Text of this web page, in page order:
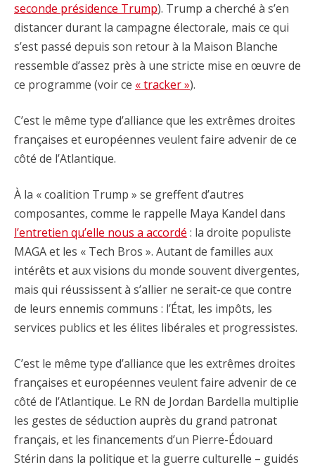
seconde présidence Trump). Trump a cherché à s’en
distancer durant la campagne électorale, mais ce qui
s’est passé depuis son retour à la Maison Blanche
ressemble d’assez près à une stricte mise en œuvre de
ce programme (voir ce « tracker »).
C’est le même type d’alliance que les extrêmes droites
françaises et européennes veulent faire advenir de ce
côté de l’Atlantique.
À la « coalition Trump » se greffent d’autres
composantes, comme le rappelle Maya Kandel dans
l’entretien qu’elle nous a accordé : la droite populiste
MAGA et les « Tech Bros ». Autant de familles aux
intérêts et aux visions du monde souvent divergentes,
mais qui réussissent à s’allier ne serait-ce que contre
de leurs ennemis communs : l’État, les impôts, les
services publics et les élites libérales et progressistes.
C’est le même type d’alliance que les extrêmes droites
françaises et européennes veulent faire advenir de ce
côté de l’Atlantique. Le RN de Jordan Bardella multiplie
les gestes de séduction auprès du grand patronat
français, et les financements d’un Pierre-Édouard
Stérin dans la politique et la guerre culturelle – guidés